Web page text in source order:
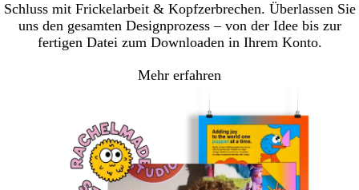
Schluss mit Frickelarbeit & Kopfzerbrechen. Überlassen Sie
uns den gesamten Designprozess – von der Idee bis zur
fertigen Datei zum Downloaden in Ihrem Konto.
Mehr erfahren